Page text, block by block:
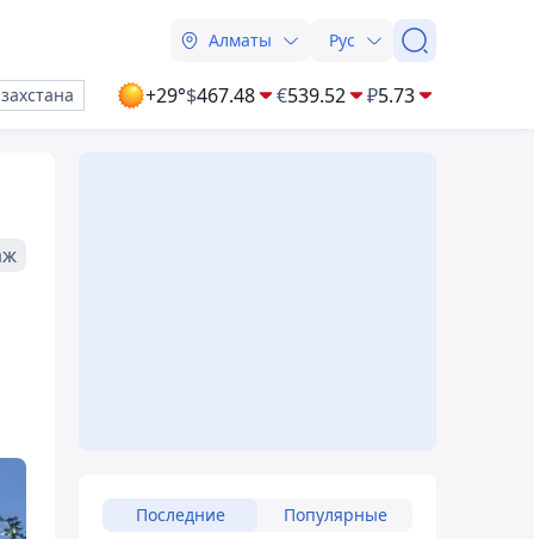
Алматы Рус
+29°$467.48 €539.52 ₽5.73
Последние Популярные